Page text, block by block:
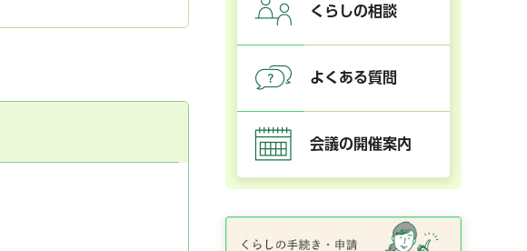
くらしの相談
よくある質問
会議の開催案内